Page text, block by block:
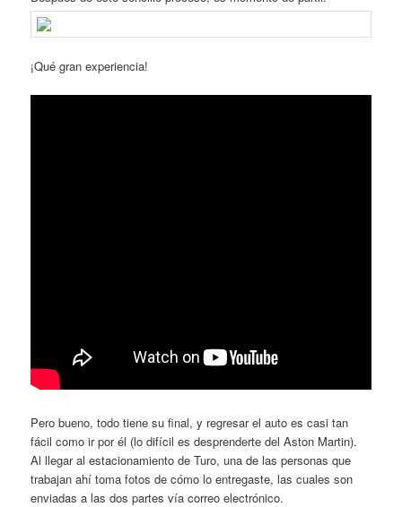
¡Qué gran experiencia!
Pero bueno, todo tiene su final, y regresar el auto es casi tan
fácil como ir por él (lo difícil es desprenderte del Aston Martin).
Al llegar al estacionamiento de Turo, una de las personas que
trabajan ahí toma fotos de cómo lo entregaste, las cuales son
enviadas a las dos partes vía correo electrónico.